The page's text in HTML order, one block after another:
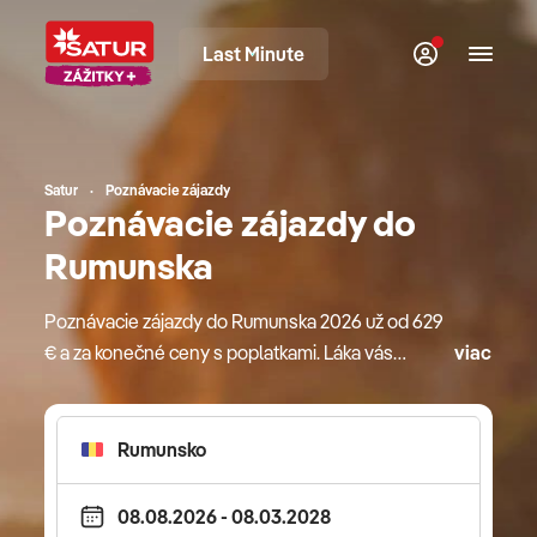
Last Minute
Satur Poznávacie zájazdy
Poznávacie zájazdy do
Rumunska
Poznávacie zájazdy do Rumunska 2026 už od 629
€ a za konečné ceny s poplatkami. Láka vás
s nami na cestu po jedinečnej Delte Dunaja alebo
si len užite jedinečné zákutia Rumunska
s oddychom pri mori. S našimi obľúbenými
a kvalitnými sprievodcami spoznáte nielen históriu
viac